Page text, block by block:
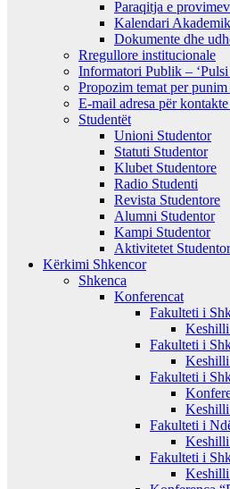
Paraqitja e
Kalendari Akademik
Dokumente dhe
Rregullore institucionale
Informatori Publik –
Propozim temat per
E-mail adresa për
Studentët
Unioni Studentor
Statuti Studentor
Klubet Studentore
Radio Studenti
Revista Studentore
Alumni Studentor
Kampi Studentor
Aktivitetet
Kërkimi Shkencor
Shkenca
Konferencat
Fakulteti i
Keshilli
Fakulteti i
Keshilli
Fakulteti i
Keshilli
Fakulteti i
Keshilli
Fakulteti i
Keshilli